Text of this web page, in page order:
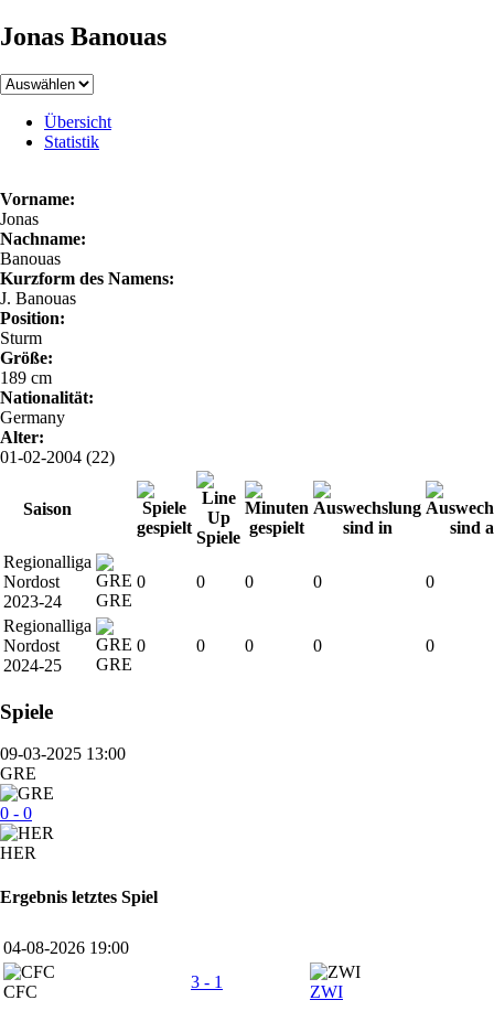
Jonas Banouas
Übersicht
Statistik
Vorname:
Jonas
Nachname:
Banouas
Kurzform des Namens:
J. Banouas
Position:
Sturm
Größe:
189 cm
Nationalität:
Germany
Alter:
01-02-2004 (22)
Saison
Regionalliga
Nordost
2023-24
GRE
0 0 0 0 0
Regionalliga
Nordost
2024-25
GRE
0 0 0 0 0
Spiele
09-03-2025 13:00
GRE
0 - 0
HER
Ergebnis letztes Spiel
04-08-2026 19:00
CFC
3 - 1
ZWI